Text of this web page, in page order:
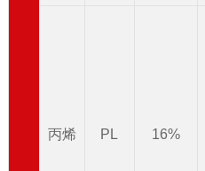
丙烯 PL 16%